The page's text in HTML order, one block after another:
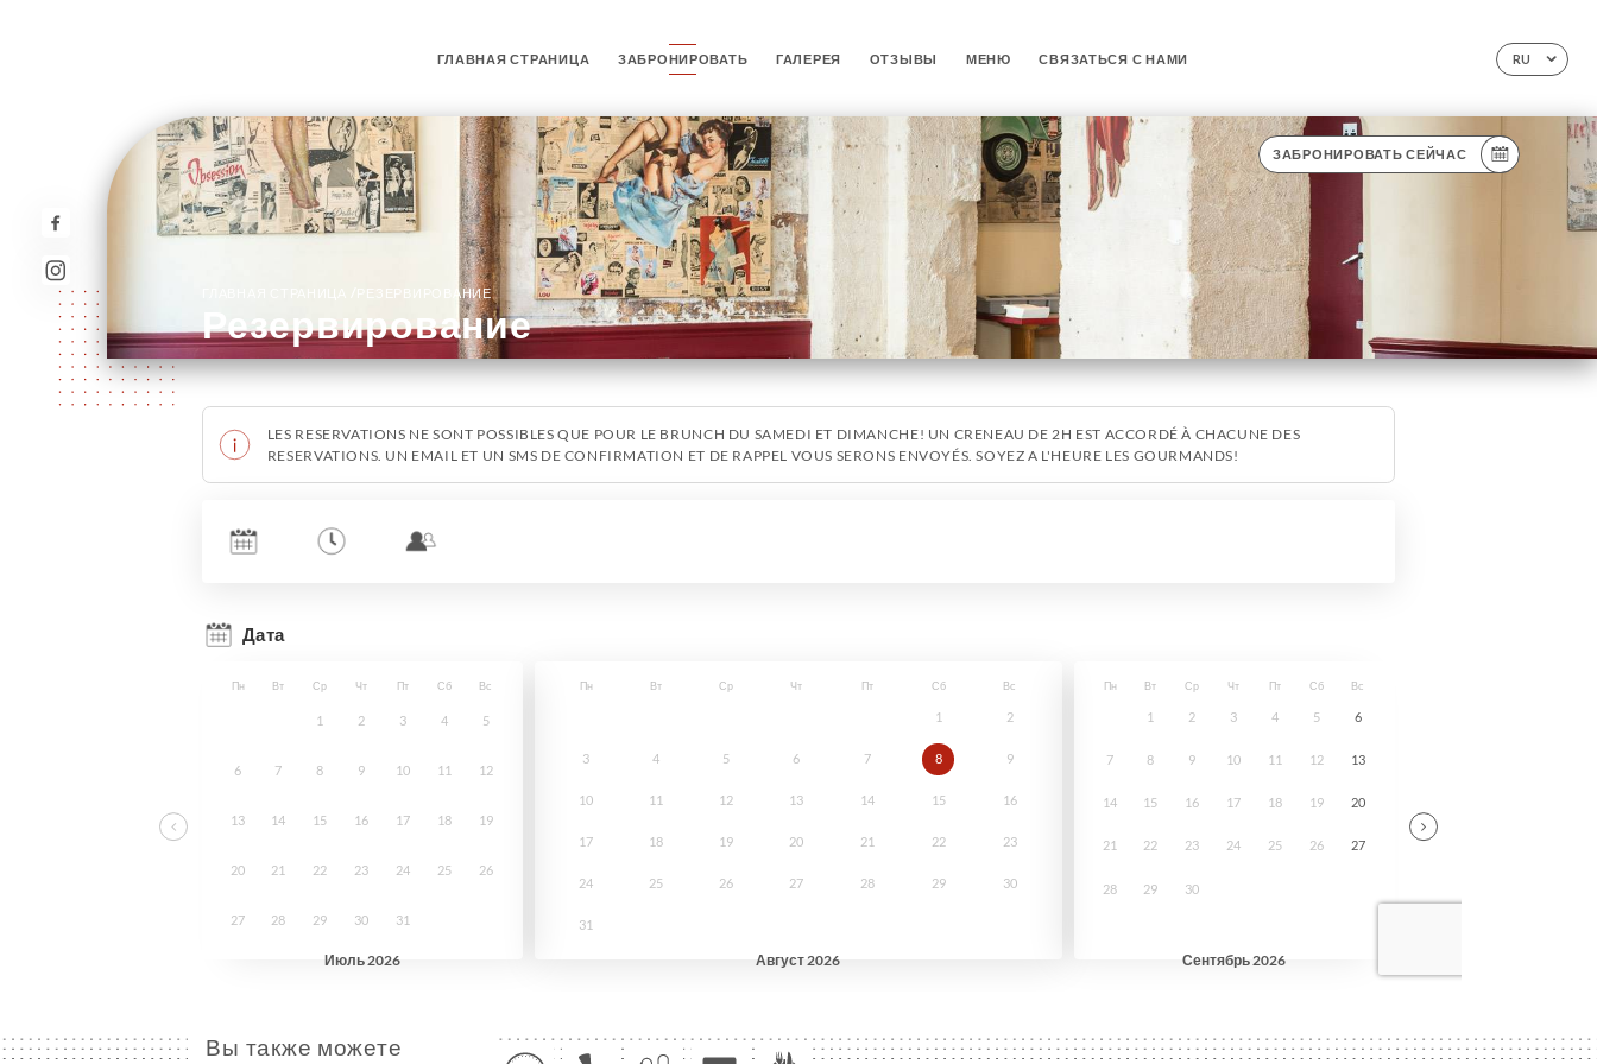
RU
ГЛАВНАЯ СТРАНИЦА ЗАБРОНИРОВАТЬ ГАЛЕРЕЯ ОТЗЫВЫ МЕНЮ СВЯЗАТЬСЯ С НАМИ
ЗАБРОНИРОВАТЬ СЕЙЧАС
РЕЗЕРВИРОВАНИЕ
Резервирование
Вы также можете